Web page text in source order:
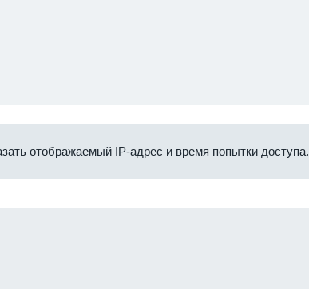
отображаемый IP-адрес и время попытки доступа.